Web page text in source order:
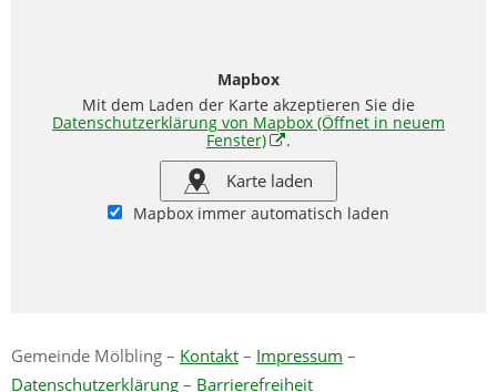
Mapbox
Mit dem Laden der Karte akzeptieren Sie die
Datenschutzerklärung von Mapbox (Öffnet in neuem
Fenster)
.
Karte laden
Mapbox immer automatisch laden
Gemeinde Mölbling – Kontakt – Impressum –
Datenschutzerklärung – Barrierefreiheit